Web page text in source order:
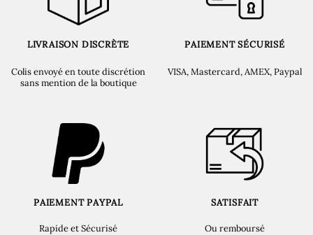
LIVRAISON DISCRÈTE
Colis envoyé en toute discrétion
sans mention de la boutique
PAIEMENT SÉCURISÉ
VISA, Mastercard, AMEX, Paypal
PAIEMENT PAYPAL
Rapide et Sécurisé
SATISFAIT
Ou remboursé